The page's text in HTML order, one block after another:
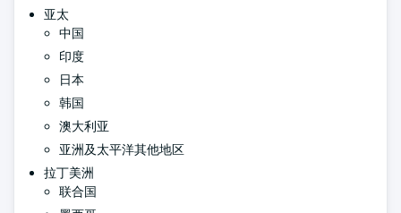
亚太
中国
印度
日本
韩国
澳大利亚
亚洲及太平洋其他地区
拉丁美洲
联合国